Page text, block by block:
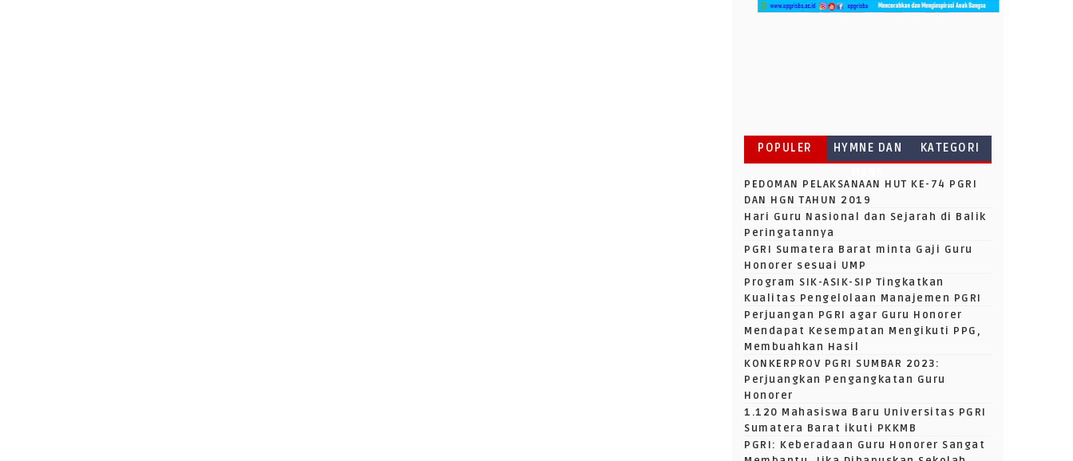
POPULER
HYMNE DAN
KATEGORI
PEDOMAN PELAKSANAAN HUT KE-74 PGRI
DAN HGN TAHUN 2019
Hari Guru Nasional dan Sejarah di Balik
Peringatannya
PGRI Sumatera Barat minta Gaji Guru
Honorer sesuai UMP
Program SIK-ASIK-SIP Tingkatkan
Kualitas Pengelolaan Manajemen PGRI
Perjuangan PGRI agar Guru Honorer
Mendapat Kesempatan Mengikuti PPG,
Membuahkan Hasil
KONKERPROV PGRI SUMBAR 2023:
Perjuangkan Pengangkatan Guru
Honorer
1.120 Mahasiswa Baru Universitas PGRI
Sumatera Barat ikuti PKKMB
PGRI: Keberadaan Guru Honorer Sangat